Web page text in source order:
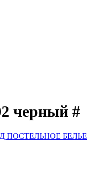
черный #
ПОСТЕЛЬНОЕ БЕЛЬЕ